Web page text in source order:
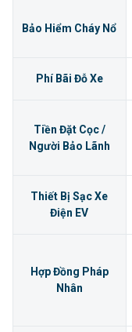
Bảo Hiểm Cháy Nổ
Phí Bãi Đỗ Xe
Tiền Đặt Cọc /
Người Bảo Lãnh
Thiết Bị Sạc Xe
Điện EV
Hợp Đồng Pháp
Nhân